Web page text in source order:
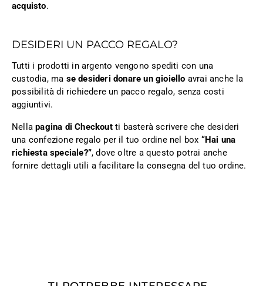
acquisto.
DESIDERI UN PACCO REGALO?
Tutti i prodotti in argento vengono spediti con una
custodia, ma se desideri donare un gioiello avrai anche la
possibilità di richiedere un pacco regalo, senza costi
aggiuntivi.
Nellapagina di Checkoutti basterà scrivere che desideri
una confezione regalo per il tuo ordine nel box “Hai una
richiesta speciale?”, dove oltre a questo potrai anche
fornire dettagli utili a facilitare la consegna del tuo ordine.